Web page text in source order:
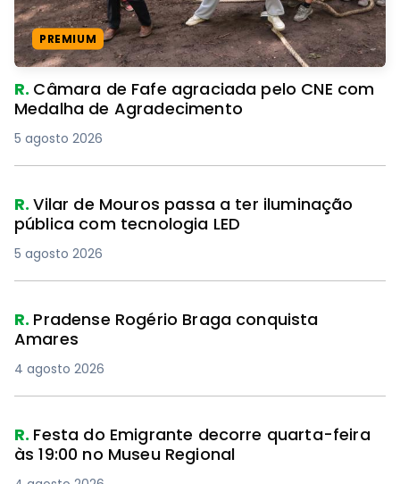
PREMIUM
R. Câmara de Fafe agraciada pelo CNE com
Medalha de Agradecimento
5 agosto 2026
R.Vilar de Mouros passa a ter iluminação
pública com tecnologia LED
5 agosto 2026
R. Pradense Rogério Braga conquista
Amares
4 agosto 2026
R. Festa do Emigrante decorre quarta-feira
às 19:00 no Museu Regional